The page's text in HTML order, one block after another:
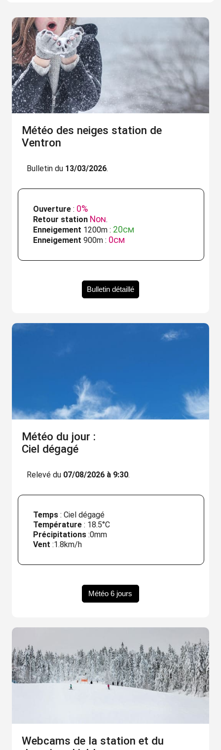
Météo des neiges station de
Ventron
Bulletin du 13/03/2026.
Ouverture: 0%
Retour station Non.
Enneigement 1200m : 20cm
Enneigement 900m : 0cm
Bulletin détaillé
Météo du jour :
Ciel dégagé
Relevé du 07/08/2026 à 9:30.
Temps: Ciel dégagé
Température: 18.5°C
Précipitations:0mm
Vent :1.8km/h
Météo 6 jours
Webcams de la station et du